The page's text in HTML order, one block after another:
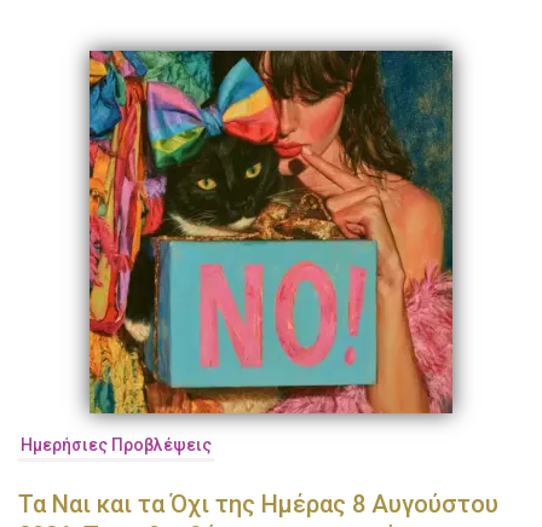
Ημερήσιες Προβλέψεις
Τα Ναι και τα Όχι της Ημέρας 8 Αυγούστου